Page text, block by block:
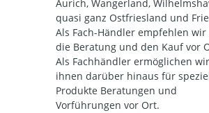
Aurich, Wangerland,
quasi ganz Ostfriesland und
Als Fach-Händler empfehlen
die Beratung und den Kauf vor
Als Fachhändler ermöglichen wir
ihnen darüber hinaus für
Produkte Beratungen und
Vorführungen vor Ort.